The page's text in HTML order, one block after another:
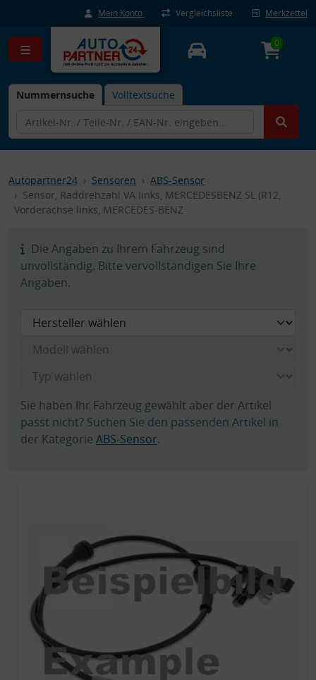
Mein Konto Vergleichsliste Merkzettel
Nummernsuche Volltextsuche
0
Autopartner24 Sensoren
ABS-Sensor
Sensor, Raddrehzahl VA links, MERCEDESBENZ SL (R12,
Vorderachse links, MERCEDES-BENZ
Die Angaben zu Ihrem Fahrzeug sind
unvollständig. Bitte vervollständigen Sie Ihre
Angaben.
Sie haben Ihr Fahrzeug gewählt aber der Artikel
passt nicht? Suchen Sie den passenden Artikel in
der Kategorie ABS-Sensor.